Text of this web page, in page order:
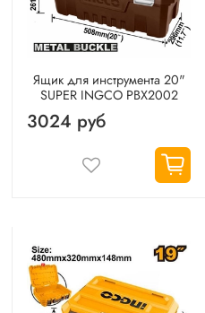
Ящик для инструмента 20"
SUPER INGCO PBX2002
3024 руб